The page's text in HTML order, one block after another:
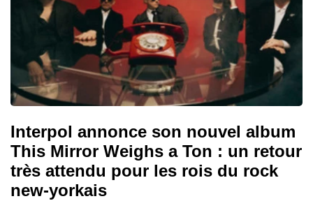
Interpol annonce son nouvel album
This Mirror Weighs a Ton : un retour
très attendu pour les rois du rock
new-yorkais